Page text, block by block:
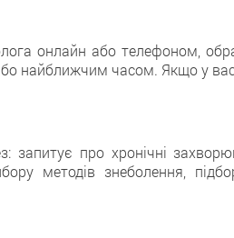
онлайн або телефоном,
найближчим часом. Якщо у
про хронічні
методів знеболення,